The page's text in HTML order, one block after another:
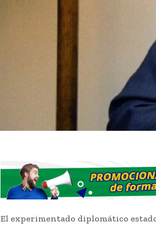
El experimentado diplomático